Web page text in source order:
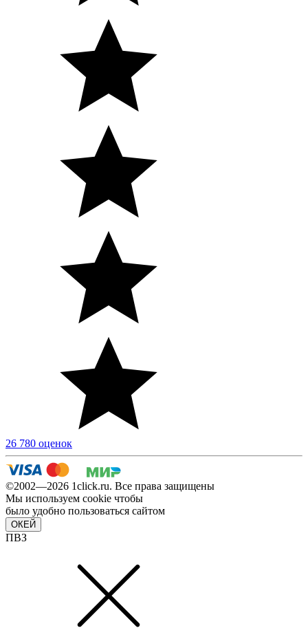
26 780 оценок
©2002—2026 1сlick.ru. Все права защищены
Мы используем cookie чтобы
было удобно пользоваться сайтом
ОКЕЙ
ПВЗ